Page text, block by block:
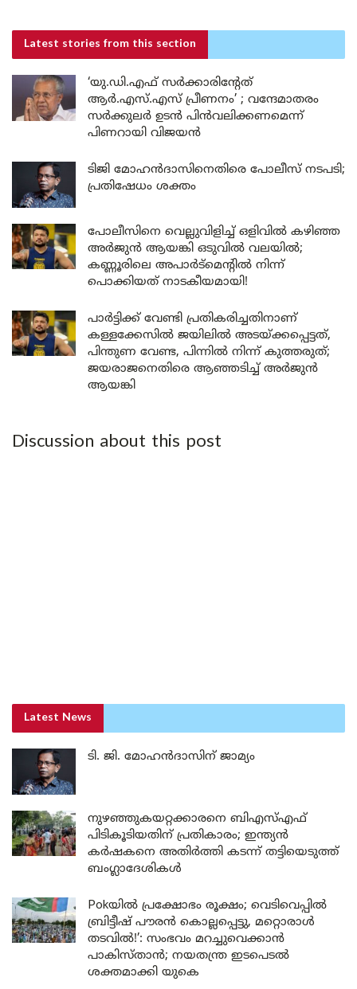
Latest stories from this section
‘യു.ഡി.എഫ് സർക്കാരിന്റേത്
ആർ.എസ്.എസ് പ്രീണനം’ ; വന്ദേമാതരം
സർക്കുലർ ഉടൻ പിൻവലിക്കണമെന്ന്
പിണറായി വിജയൻ
ടിജി മോഹൻദാസിനെതിരെ പോലീസ് നടപടി;
പ്രതിഷേധം ശക്തം
പോലീസിനെ വെല്ലുവിളിച്ച് ഒളിവിൽ കഴിഞ്ഞ
അർജുൻ ആയങ്കി ഒടുവിൽ വലയിൽ;
കണ്ണൂരിലെ അപാർട്മെന്റിൽ നിന്ന്
പൊക്കിയത് നാടകീയമായി!
പാർട്ടിക്ക് വേണ്ടി പ്രതികരിച്ചതിനാണ്
കള്ളക്കേസിൽ ജയിലിൽ അടയ്ക്കപ്പെട്ടത്,
പിന്തുണ വേണ്ട, പിന്നിൽ നിന്ന് കുത്തരുത്;
ജയരാജനെതിരെ ആഞ്ഞടിച്ച് അർജുൻ
ആയങ്കി
Discussion about this post
Latest News
ടി. ജി. മോഹൻദാസിന് ജാമ്യം
നുഴഞ്ഞുകയറ്റക്കാരനെ ബിഎസ്എഫ്
പിടികൂടിയതിന് പ്രതികാരം; ഇന്ത്യൻ
കർഷകനെ അതിർത്തി കടന്ന് തട്ടിയെടുത്ത്
ബംഗ്ലാദേശികൾ
Pokയിൽ പ്രക്ഷോഭം രൂക്ഷം; വെടിവെപ്പിൽ
ബ്രിട്ടീഷ് പൗരൻ കൊല്ലപ്പെട്ടു, മറ്റൊരാൾ
തടവിൽ!’: സംഭവം മറച്ചുവെക്കാൻ
പാകിസ്താൻ; നയതന്ത്ര ഇടപെടൽ
ശക്തമാക്കി യുകെ